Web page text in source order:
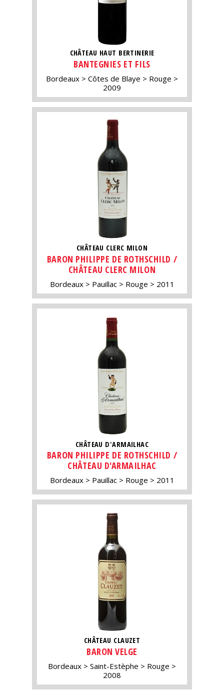
CHÂTEAU HAUT BERTINERIE
BANTEGNIES ET FILS
Bordeaux Côtes de Blaye
Rouge
2009
CHÂTEAU CLERC MILON
BARON PHILIPPE DE ROTHSCHILD /
CHÂTEAU CLERC MILON
Bordeaux Pauillac Rouge 2011
CHÂTEAU D'ARMAILHAC
BARON PHILIPPE DE ROTHSCHILD /
CHÂTEAU D'ARMAILHAC
Bordeaux Pauillac Rouge 2011
CHÂTEAU CLAUZET
BARON VELGE
Bordeaux Saint-Estèphe
Rouge
2008